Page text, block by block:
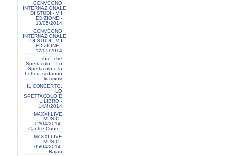
CONVEGNO
INTERNAZIONALE
DI STUDI - VII
EDIZIONE -
13/05/2014
CONVEGNO
INTERNAZIONALE
DI STUDI - VII
EDIZIONE -
12/05/2014
Libro: che
Spettacolo! - Lo
Spettacolo e la
Lettura si danno
la mano
IL CONCERTO,
LO
SPETTACOLO E
IL LIBRO -
14/4/2014
MAXXI LIVE
MUSIC -
12/04/2014-
Canti e Cunti...
MAXXI LIVE
MUSIC -
05/04/2014-
Bajan